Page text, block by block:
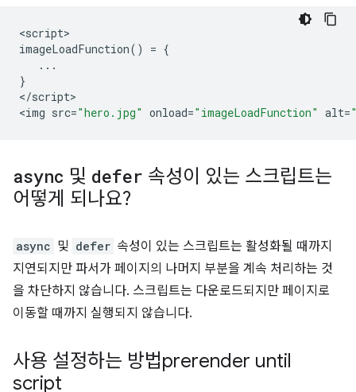
<script
imageLoadFunction() = {
...
}
</script>
<img src="hero.jpg" onload="imageLoadFunction" alt=
async 및 defer 속성이 있는 스크립트는
어떻게 되나요?
async 및 defer 속성이 있는 스크립트는 활성화될 때까지
지연되지만 파서가 페이지의 나머지 부분을 계속 처리하는 것
을 차단하지 않습니다. 스크립트는 다운로드되지만 페이지로
이동할 때까지 실행되지 않습니다.
사용 설정하는 방법prerender until
script